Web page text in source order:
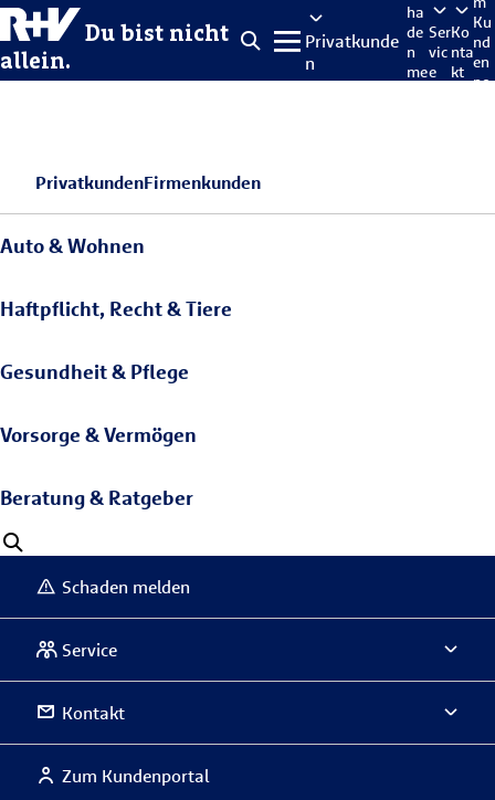
Du bist nicht
allein.
Privatkunde
n
ha
de
n
me
Ser
vic
e
Ko
nta
kt
Ku
nd
en
po
PrivatkundenFirmenkunden
Auto & Wohnen
Haftpflicht, Recht & Tiere
Gesundheit & Pflege
Vorsorge & Vermögen
Beratung & Ratgeber
Schaden melden
Service
Kontakt
Zum Kundenportal